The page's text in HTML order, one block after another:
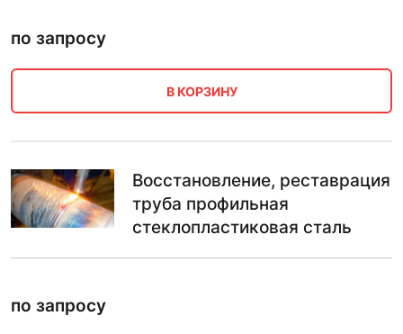
по запросу
В КОРЗИНУ
Восстановление, реставрация
труба профильная
стеклопластиковая сталь
по запросу